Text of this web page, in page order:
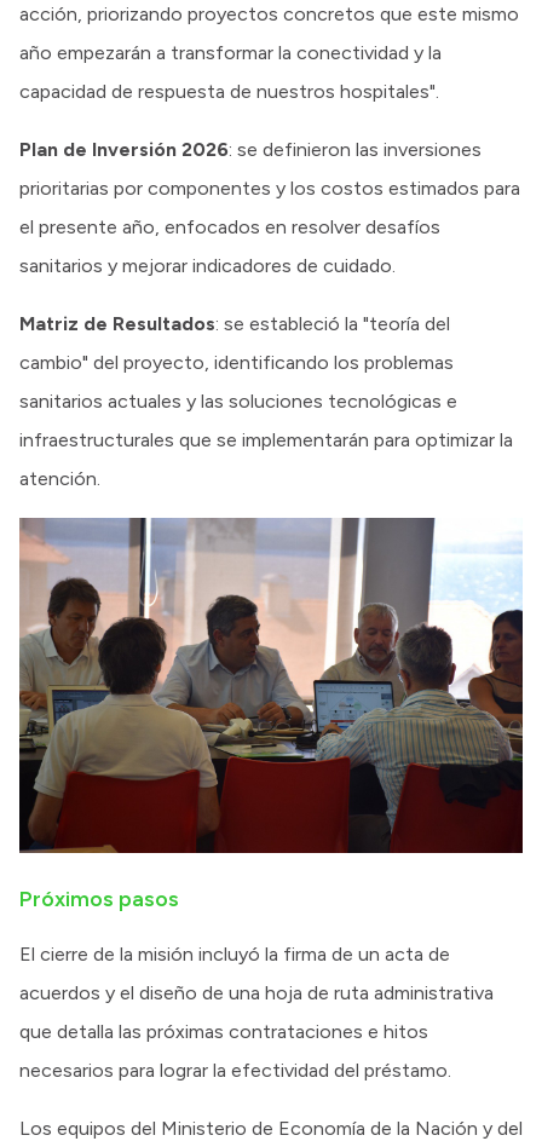
acción, priorizando proyectos concretos que este mismo
año empezarán a transformar la conectividad y la
capacidad de respuesta de nuestros hospitales".
Plan de Inversión 2026: se definieron las inversiones
prioritarias por componentes y los costos estimados para
el presente año, enfocados en resolver desafíos
sanitarios y mejorar indicadores de cuidado.
Matriz de Resultados: se estableció la "teoría del
cambio" del proyecto, identificando los problemas
sanitarios actuales y las soluciones tecnológicas e
infraestructurales que se implementarán para optimizar la
atención.
Próximos pasos
El cierre de la misión incluyó la firma de un acta de
acuerdos y el diseño de una hoja de ruta administrativa
que detalla las próximas contrataciones e hitos
necesarios para lograr la efectividad del préstamo.
Los equipos del Ministerio de Economía de la Nación y del